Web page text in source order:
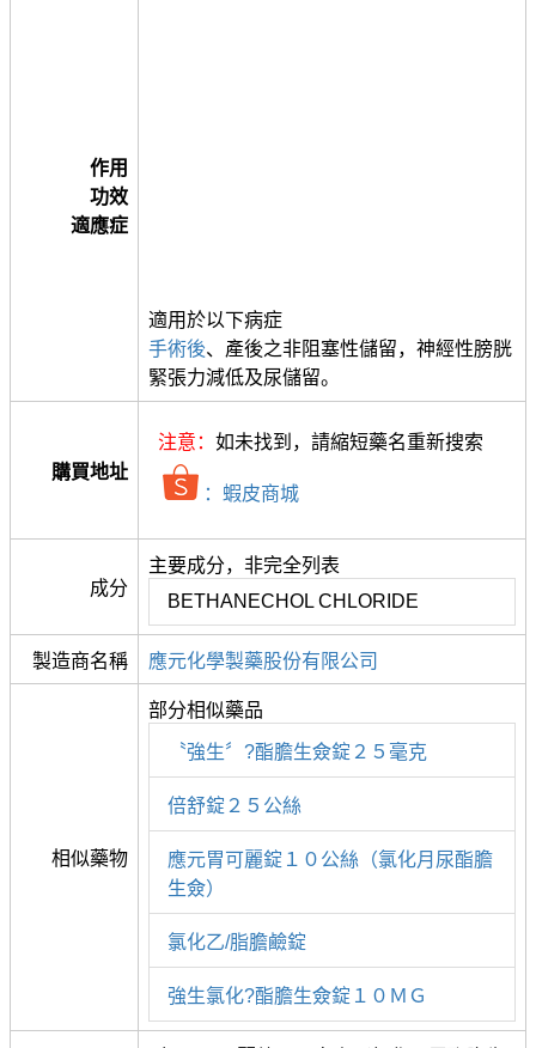
作用
功效
適應症
適用於以下病症
手術後、產後之非阻塞性儲留，神經性膀胱
緊張力減低及尿儲留。
購買地址
注意： 如未找到，請縮短藥名重新搜索
：蝦皮商城
成分
主要成分，非完全列表
BETHANECHOL CHLORIDE
製造商名稱 應元化學製藥股份有限公司
相似藥物
部分相似藥品
〝強生〞?酯膽生僉錠２５毫克
倍舒錠２５公絲
應元胃可麗錠１０公絲（氯化月尿酯膽
生僉）
氯化乙/脂膽鹼錠
強生氯化?酯膽生僉錠１０ＭＧ